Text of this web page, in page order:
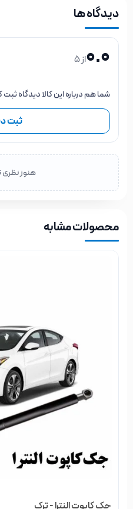
دیدگاه ها
0.0از 5
شما هم درباره این کالا دیدگاه ثبت
ثبت
هنوز
محصولات مشابه
جک کاپوت النترا - ترک